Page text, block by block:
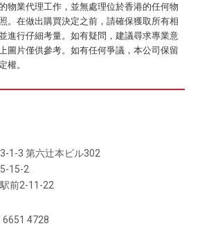
物業代理工作，並無處理位於香港的任何物
。在做出購買決定之前，請確保獲取所有相
進行仔細考量。如有疑問，建議尋求專業意
圖片僅供參考。如有任何爭議，本公司保留
權。
1-3 第六辻本ビル302
15-2
前2-11-22
4728